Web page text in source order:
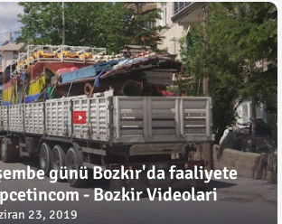
günü Bozkır'da faaliyete
- Bozkir Videolari
23, 2019